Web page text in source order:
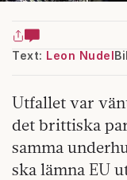
Text: Leon Nudel
Utfallet var
det brittiska
samma
ska lämna EU